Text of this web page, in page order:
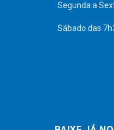
Segunda a
Sábado das